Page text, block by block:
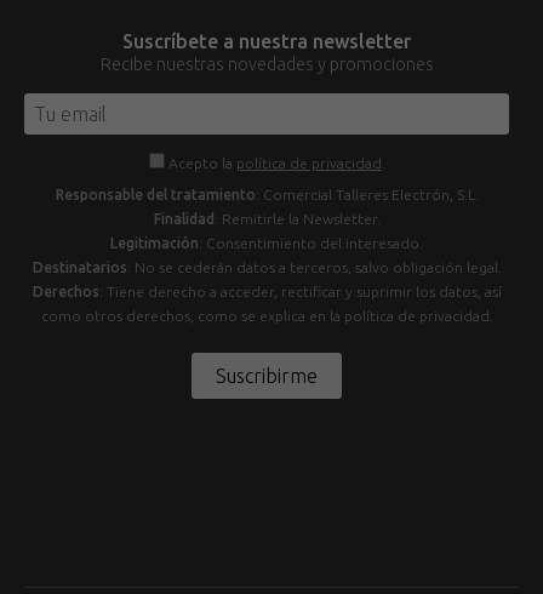
Suscríbete a nuestra newsletter
Recibe nuestras novedades y promociones
Acepto la política de privacidad
Responsable del tratamiento: Comercial Talleres Electrón, S.L.
Finalidad : Remitirle la Newsletter.
Legitimación: Consentimiento del interesado.
Destinatarios: No se cederán datos a terceros, salvo obligación legal.
Derechos: Tiene derecho a acceder, rectificar y suprimir los datos, así
como otros derechos, como se explica en la política de privacidad.
Suscribirme